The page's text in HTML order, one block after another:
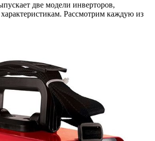
две модели инверторов,
Рассмотрим каждую из